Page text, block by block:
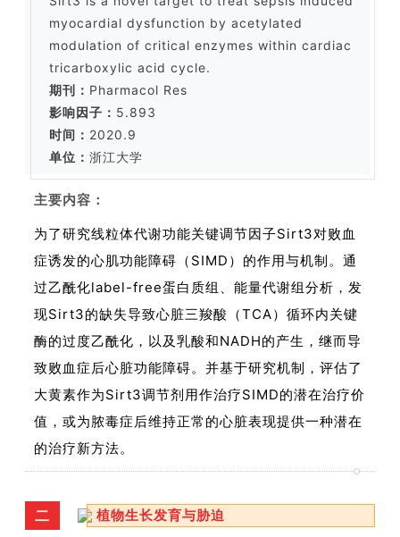
myocardial dysfunction by acetylated
modulation of critical enzymes within cardiac
tricarboxylic acid cycle.
期刊： Pharmacol Res
影响因子： 5.893
时间： 2020.9
单位： 浙江大学
主要内容：
为了研究线粒体代谢功能关键调节因子Sirt3对败血
症诱发的心肌功能障碍（SIMD）的作用与机制。通
过乙酰化label-free蛋白质组、能量代谢组分析，发
现Sirt3的缺失导致心脏三羧酸（TCA）循环内关键
酶的过度乙酰化，以及乳酸和NADH的产生，继而导
致败血症后心脏功能障碍。并基于研究机制，评估了
大黄素作为Sirt3调节剂用作治疗SIMD的潜在治疗价
值，或为脓毒症后维持正常的心脏表现提供一种潜在
的治疗新方法。
二 植物生长发育与胁迫